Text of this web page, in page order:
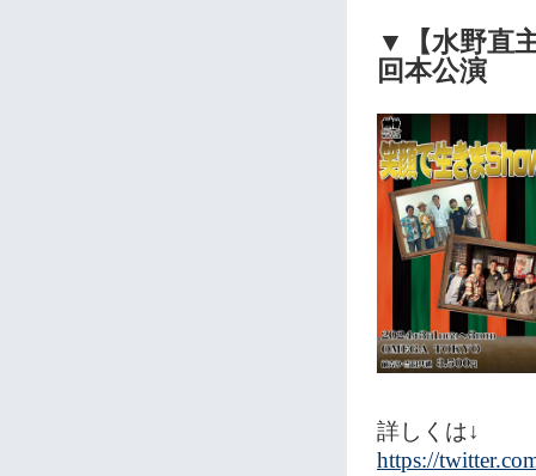
▼【水野直
回本公演
詳しくは↓
https://